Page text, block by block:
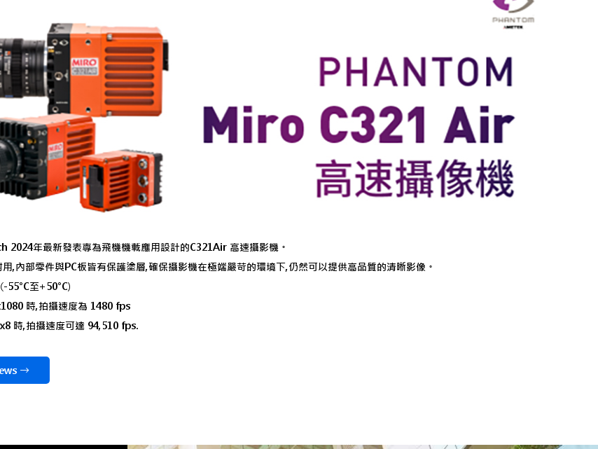
2024年最新發表專為飛機機載應用設計的C321Air 高速攝影機。
,內部零件與PC板皆有保護塗層,確保攝影機在極端嚴苛的環境下,仍然可以提供高品質的清晰影像。
55°C至+50°C)
時,拍攝速度為 1480 fps
時,拍攝速度可達 94,510 fps.